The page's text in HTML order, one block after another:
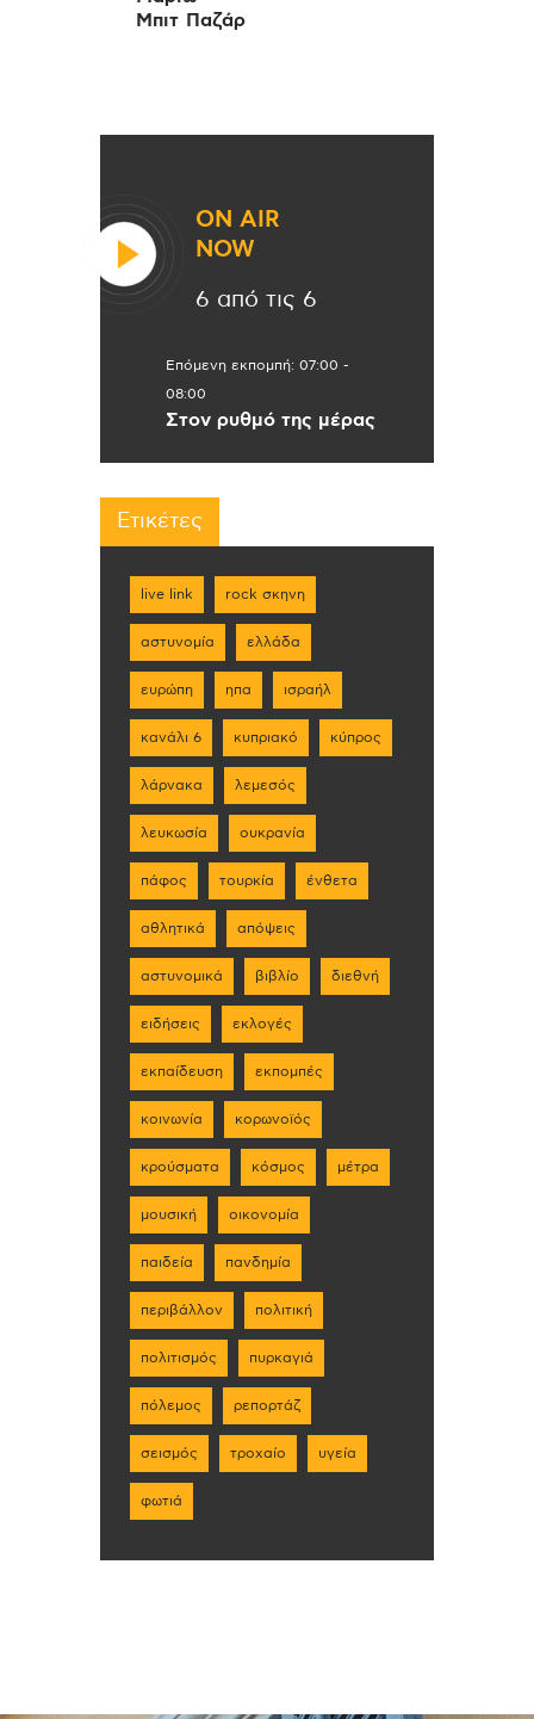
Μπιτ Παζάρ
ON AIR
NOW
6 από τις 6
Επόμενη εκπομπή: 07:00 -
08:00
Στον ρυθμό της μέρας
Ετικέτες
live link rock σκηνη
αστυνομία ελλάδα
ευρώπη ηπα ισραήλ
κανάλι 6 κυπριακό κύπρος
λάρνακα λεμεσός
λευκωσία ουκρανία
πάφος τουρκία ένθετα
αθλητικά απόψεις
αστυνομικά βιβλίο διεθνή
ειδήσεις εκλογές
εκπαίδευση εκπομπές
κοινωνία κορωνοϊός
κρούσματα κόσμος μέτρα
μουσική οικονομία
παιδεία πανδημία
περιβάλλον πολιτική
πολιτισμός πυρκαγιά
πόλεμος ρεπορτάζ
σεισμός τροχαίο υγεία
φωτιά